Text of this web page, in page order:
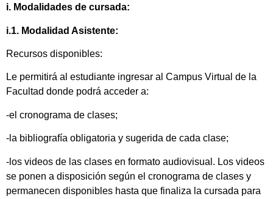
i. Modalidades de cursada:
i.1. Modalidad Asistente:
Recursos disponibles:
Le permitirá al estudiante ingresar al Campus Virtual de la
Facultad donde podrá acceder a:
-el cronograma de clases;
-la bibliografía obligatoria y sugerida de cada clase;
-los videos de las clases en formato audiovisual. Los videos
se ponen a disposición según el cronograma de clases y
permanecen disponibles hasta que finaliza la cursada para